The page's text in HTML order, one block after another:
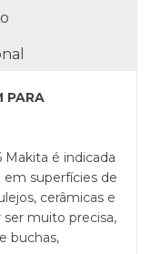
PARA
Makita é indicada
em superfícies de
cerâmicas e
muito precisa,
buchas,